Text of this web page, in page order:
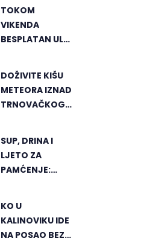
TOKOM
VIKENDA
BESPLATAN ULAZ
DOŽIVITE KIŠU
METEORA IZNAD
TRNOVAČKOG
SUP, DRINA I
LJETO ZA
PAMĆENJE:
VIŠEGRADA
KO U
KALINOVIKU IDE
NA POSAO BEZ